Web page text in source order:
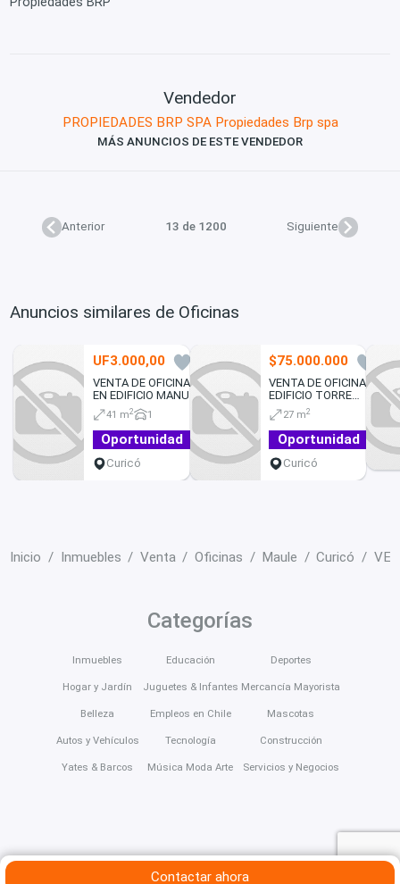
Vendedor
PROPIEDADES BRP SPA Propiedades Brp spa
MÁS ANUNCIOS DE ESTE VENDEDOR
Anterior 13 de 1200 Siguiente
Anuncios similares de Oficinas
UF3.000,00
VENTA DE OFICINA
EN EDIFICIO MANUEL
MONTT 2 PRIVADOS
, RECEPCIÓN,
ESTACIONAMIENTO
EN CURICÓ
41 m2 1
Oportunidad
Curicó
$75.000.000
1
VENTA DE OFICINA EN
EDIFICIO TORRE
CARMEN 1 PRIVADO
27 m2
Oportunidad
Curicó
Inicio Inmuebles Venta Oficinas Maule Curicó
Contactar ahora
Categorías
Inmuebles
Hogar y Jardín
Belleza
Autos y Vehículos
Yates & Barcos
Educación
Juguetes & Infantes
Empleos en Chile
Tecnología
Música Moda Arte
Deportes
Mercancía Mayorista
Mascotas
Construcción
Servicios y Negocios